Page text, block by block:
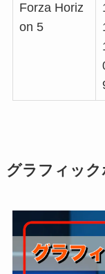
Forza Horiz
on 5
グラフィッ